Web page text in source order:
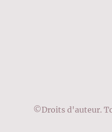
©Droits d'auteur.